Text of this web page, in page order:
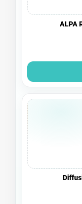
ALPA